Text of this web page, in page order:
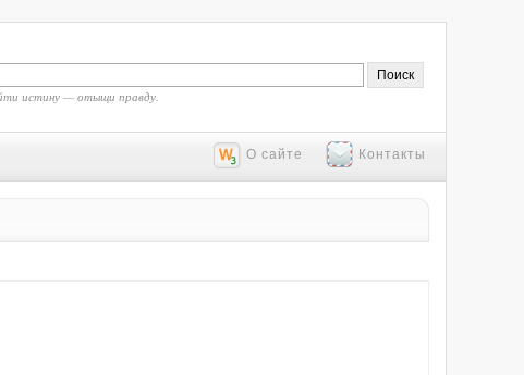
истину — отыщи правду.
О сайте Контакты